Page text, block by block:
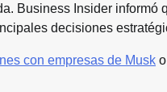
Business Insider informó
decisiones
con empresas de Musk